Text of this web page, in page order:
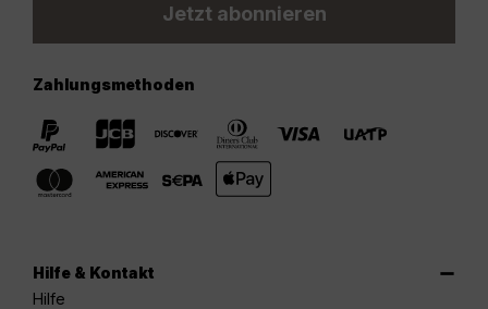
Jetzt abonnieren
Zahlungsmethoden
Hilfe & Kontakt
Hilfe